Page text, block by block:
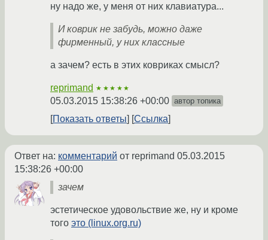
ну надо же, у меня от них клавиатура...
И коврик не забудь, можно даже
фирменный, у них классные
а зачем? есть в этих ковриках смысл?
reprimand ★★★★★
05.03.2015 15:38:26 +00:00 автор топика
Показать ответы Ссылка
Ответ на: комментарий от reprimand 05.03.2015
15:38:26 +00:00
зачем
эстетическое удовольствие же, ну и кроме
того это (linux.org.ru)